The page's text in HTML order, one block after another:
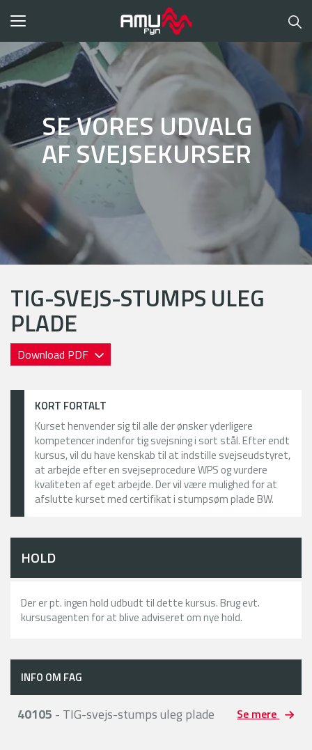
Toggle
SE VORES UDVALG
AF SVEJSEKURSER
TIG-SVEJS-STUMPS ULEG
PLADE
Download PDF
KORT FORTALT
Kurset henvender sig til alle der ønsker yderligere
kompetencer indenfor tig svejsning i sort stål. Efter endt
kursus, vil du have kenskab til at indstille svejseudstyret,
at arbejde efter en svejseprocedure WPS og vurdere
kvaliteten af eget arbejde. Der vil være mulighed for at
afslutte kurset med certifikat i stumpsøm plade BW.
HOLD
Der er pt. ingen hold udbudt til dette kursus. Brug evt.
kursusagenten for at blive adviseret om nye hold.
INFO OM FAG
40105 - TIG-svejs-stumps uleg plade Se mere